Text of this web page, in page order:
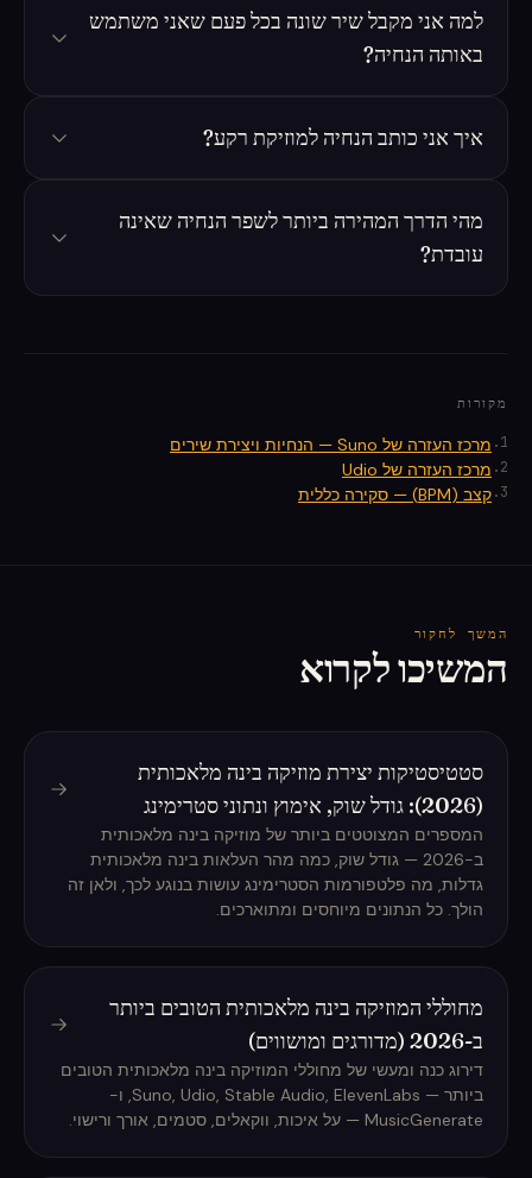
למה אני מקבל שיר שונה בכל פעם שאני משתמש
באותה הנחיה?
איך אני כותב הנחיה למוזיקת רקע?
מהי הדרך המהירה ביותר לשפר הנחיה שאינה
עובדת?
מקורות
1
. מרכז העזרה של Suno — הנחיות ויצירת שירים
2
. מרכז העזרה של Udio
3
.קצב (BPM) — סקירה כללית
המשך לחקור
המשיכו לקרוא
סטטיסטיקות יצירת מוזיקה בינה מלאכותית
(2026): גודל שוק, אימוץ ונתוני סטרימינג
המספרים המצוטטים ביותר של מוזיקה בינה מלאכותית
ב-2026 — גודל שוק, כמה מהר העלאות בינה מלאכותית
גדלות, מה פלטפורמות הסטרימינג עושות בנוגע לכך, ולאן זה
הולך. כל הנתונים מיוחסים ומתוארכים.
מחוללי המוזיקה בינה מלאכותית הטובים ביותר
ב-2026 (מדורגים ומושווים)
דירוג כנה ומעשי של מחוללי המוזיקה בינה מלאכותית הטובים
ביותר — Suno, Udio, Stable Audio, ElevenLabs, ו-
MusicGenerate — על איכות, ווקאלים, סטמים, אורך ורישוי.